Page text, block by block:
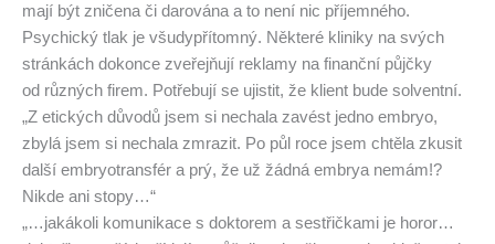
mají být zničena či darována a to není nic příjemného.
Psychický tlak je všudypřítomný. Některé kliniky na svých
stránkách dokonce zveřejňují reklamy na finanční půjčky
od různých firem. Potřebují se ujistit, že klient bude solventní.
„Z etických důvodů jsem si nechala zavést jedno embryo,
zbylá jsem si nechala zmrazit. Po půl roce jsem chtěla zkusit
další embryotransfér a prý, že už žádná embrya nemám!?
Nikde ani stopy…“
„…jakákoli komunikace s doktorem a sestřičkami je horor…